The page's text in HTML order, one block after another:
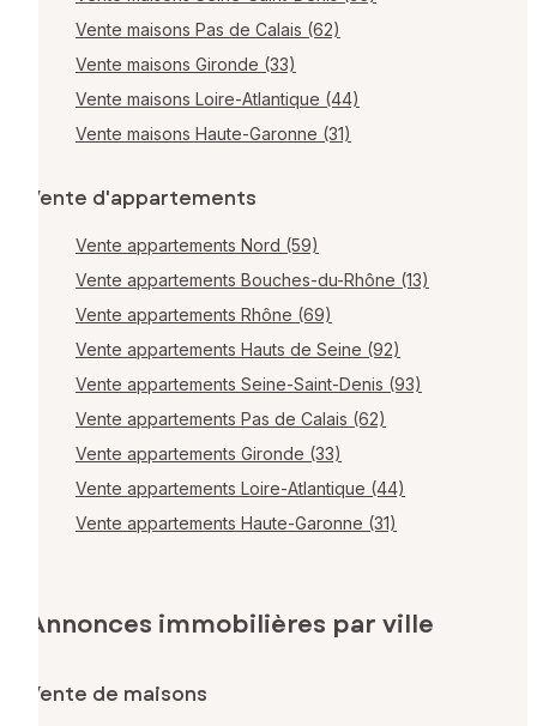
Vente maisons Pas de Calais (62)
Vente maisons Gironde (33)
Vente maisons Loire-Atlantique (44)
Vente maisons Haute-Garonne (31)
Vente d'appartements
Vente appartements Nord (59)
Vente appartements Bouches-du-Rhône (13)
Vente appartements Rhône (69)
Vente appartements Hauts de Seine (92)
Vente appartements Seine-Saint-Denis (93)
Vente appartements Pas de Calais (62)
Vente appartements Gironde (33)
Vente appartements Loire-Atlantique (44)
Vente appartements Haute-Garonne (31)
Annonces immobilières par ville
Vente de maisons